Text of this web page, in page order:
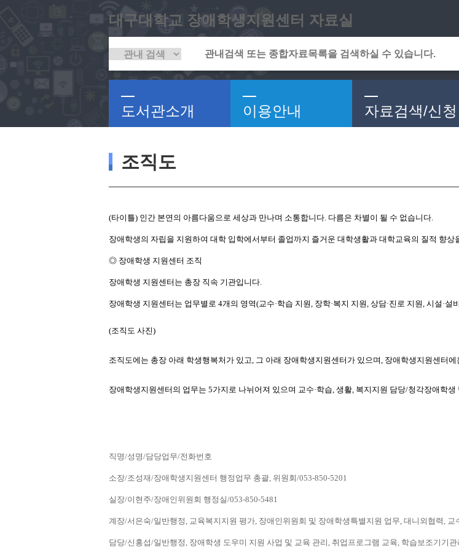
대구대학교 장애학생지원센터 자료실
도서관소개 이용안내 자료검색/신청
조직도
(타이틀) 인간 본연의 아름다움으로 세상과 만나며 소통합니다. 다름은 차별이 될 수 없습니다.
장애학생의 자립을 지원하여 대학 입학에서부터 졸업까지 즐거운 대학생활과 대학교육의 질적 향
◎ 장애학생 지원센터 조직
장애학생 지원센터는 총장 직속 기관입니다.
장애학생 지원센터는 업무별로 4개의 영역(교수·학습 지원, 장학·복지 지원, 상담·진로 지원, 시설·설
(조직도 사진)
조직도에는 총장 아래 학생행복처가 있고, 그 아래 장애학생지원센터가 있으며, 장애학생지원센터
장애학생지원센터의 업무는 5가지로 나뉘어져 있으며 교수·학습, 생활, 복지지원 담당/청각장애학
직명/성명/담당업무/전화번호
소장/조성재/장애학생지원센터 행정업무 총괄, 위원회/053-850-5201
실장/이현주/장애인위원회 행정실/053-850-5481
계장/서은숙/일반행정, 교육복지지원 평가, 장애인위원회 및 장애학생특별지원 업무, 대니외협력, 교
담당/신홍섭/일반행정, 장애학생 도우미 지원 사업 및 교육 관리, 취업프로그램 교육, 학습보조기기